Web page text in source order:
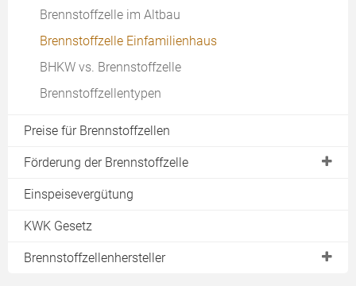
Brennstoffzelle im Altbau
Brennstoffzelle Einfamilienhaus
BHKW vs. Brennstoffzelle
Brennstoffzellentypen
Preise für Brennstoffzellen
Förderung der Brennstoffzelle
KfW Förderung 433
Einspeisevergütung
KWK Gesetz
Brennstoffzellenhersteller